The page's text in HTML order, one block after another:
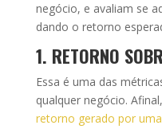
negócio, e avaliam se
dando o retorno
1. RETORNO
Essa é uma das
qualquer negócio.
retorno gerado por